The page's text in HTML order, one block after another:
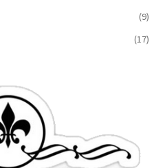
(9)
(17)